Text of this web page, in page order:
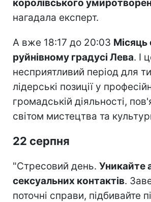
королівського
нагадала експерт.
А вже 18:17 до 20:03 Місяць
руйнівному градусі Лева. І
несприятливий період для
лідерські позиції у
громадській діяльності,
світом мистецтва та
22 серпня
"Стресовий день. Уникайте
сексуальних контактів.
поточні справи, підбивайте